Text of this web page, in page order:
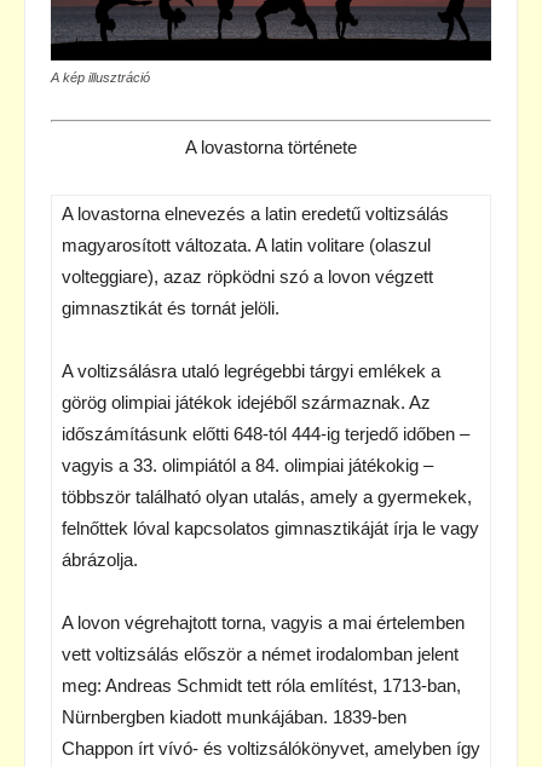
A kép illusztráció
A lovastorna története
A lovastorna elnevezés a latin eredetű voltizsálás
magyarosított változata. A latin volitare (olaszul
volteggiare), azaz röpködni szó a lovon végzett
gimnasztikát és tornát jelöli.
A voltizsálásra utaló legrégebbi tárgyi emlékek a
görög olimpiai játékok idejéből származnak. Az
időszámításunk előtti 648-tól 444-ig terjedő időben –
vagyis a 33. olimpiától a 84. olimpiai játékokig –
többször található olyan utalás, amely a gyermekek,
felnőttek lóval kapcsolatos gimnasztikáját írja le vagy
ábrázolja.
A lovon végrehajtott torna, vagyis a mai értelemben
vett voltizsálás először a német irodalomban jelent
meg: Andreas Schmidt tett róla említést, 1713-ban,
Nürnbergben kiadott munkájában. 1839-ben
Chappon írt vívó- és voltizsálókönyvet, amelyben így